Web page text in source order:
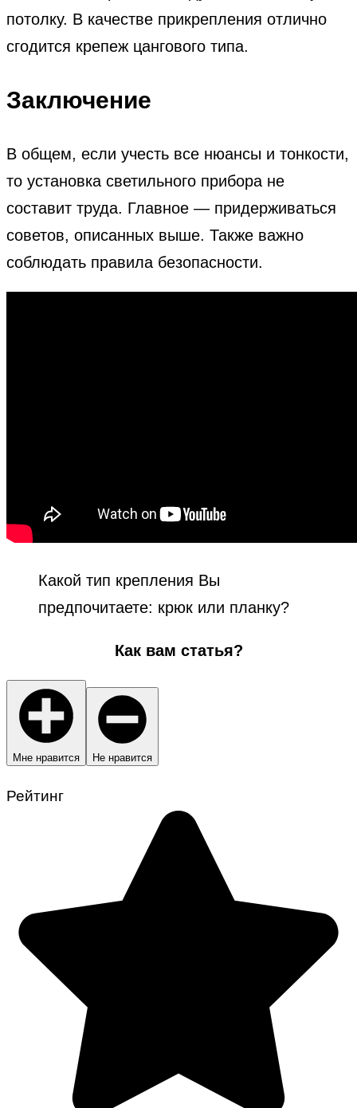
потолку. В качестве прикрепления отлично
сгодится крепеж цангового типа.
Заключение
В общем, если учесть все нюансы и тонкости,
то установка светильного прибора не
составит труда. Главное — придерживаться
советов, описанных выше. Также важно
соблюдать правила безопасности.
Какой тип крепления Вы
предпочитаете: крюк или планку?
Как вам статья?
Мне нравится Не нравится
Рейтинг